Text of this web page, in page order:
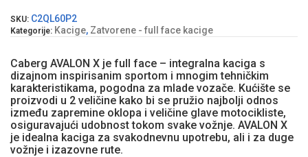
SKU: C2QL60P2
Kategorije: Kacige, Zatvorene - full face kacige
Caberg AVALON X je full face – integralna kaciga s
dizajnom inspirisanim sportom i mnogim tehničkim
karakteristikama, pogodna za mlade vozače. Kućište se
proizvodi u 2 veličine kako bi se pružio najbolji odnos
između zapremine oklopa i veličine glave motocikliste,
osiguravajući udobnost tokom svake vožnje. AVALON X
je idealna kaciga za svakodnevnu upotrebu, ali i za duge
vožnje i izazovne rute.